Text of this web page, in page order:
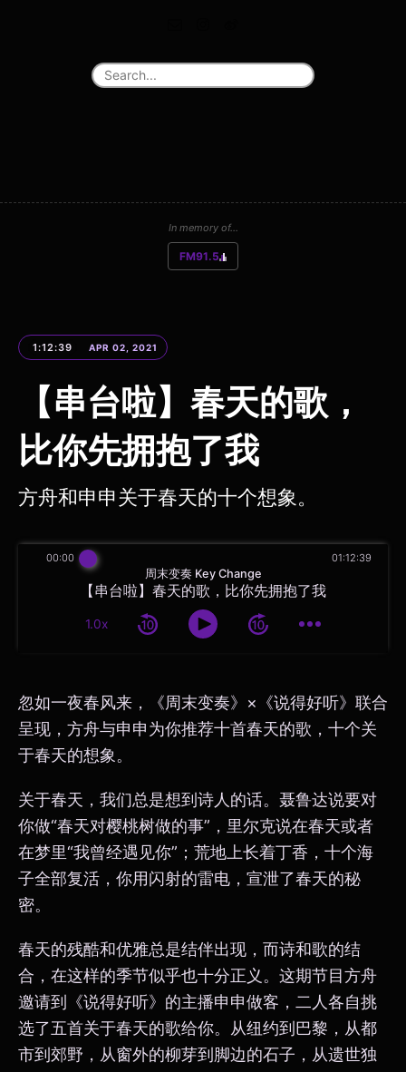
In memory of...
FM91.5
1:12:39 APR 02, 2021
【串台啦】春天的歌，
比你先拥抱了我
方舟和申申关于春天的十个想象。
周末变奏 Key Change
【串台啦】春天的歌，比你先拥抱了我
1.0x
00:00 01:12:39
忽如一夜春风来，《周末变奏》×《说得好听》联合
呈现，方舟与申申为你推荐十首春天的歌，十个关
于春天的想象。
关于春天，我们总是想到诗人的话。聂鲁达说要对
你做“春天对樱桃树做的事”，里尔克说在春天或者
在梦里“我曾经遇见你”；荒地上长着丁香，十个海
子全部复活，你用闪射的雷电，宣泄了春天的秘
密。
春天的残酷和优雅总是结伴出现，而诗和歌的结
合，在这样的季节似乎也十分正义。这期节目方舟
邀请到《说得好听》的主播申申做客，二人各自挑
选了五首关于春天的歌给你。从纽约到巴黎，从都
市到郊野，从窗外的柳芽到脚边的石子，从遗世独